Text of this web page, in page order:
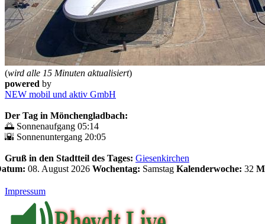
(wird alle 15 Minuten aktualisiert)
powered by
NEW mobil und aktiv GmbH
Der Tag in Mönchengladbach:
🌅 Sonnenaufgang 05:14
🌇 Sonnenuntergang 20:05
Gruß in den Stadtteil des Tages: Giesenkirchen
08. August 2026 Wochentag: Samstag Kalenderwoche: 32
Impressum